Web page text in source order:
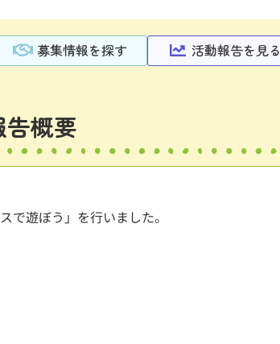
募集情報を探す 活動報告を見る
概要
で遊ぼう」を行いました。